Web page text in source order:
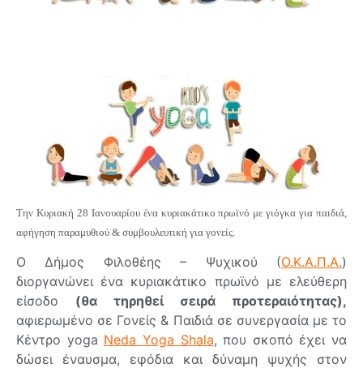
Την Κυριακή 28 Ιανουαρίου ένα κυριακάτικο πρωϊνό με γιόγκα για παιδιά,
αφήγηση παραμυθιού & συμβουλευτική για γονείς.
Ο Δήμος Φιλοθέης – Ψυχικού (Ο.Κ.Α.Π.Α.)
διοργανώνει ένα κυριακάτικο πρωϊνό με ελεύθερη
είσοδο (θα τηρηθεί σειρά προτεραιότητας),
αφιερωμένο σε Γονείς & Παιδιά σε συνεργασία με το
Κέντρο yoga Neda Yoga Shala, που σκοπό έχει να
δώσει έναυσμα, εφόδια και δύναμη ψυχής στον